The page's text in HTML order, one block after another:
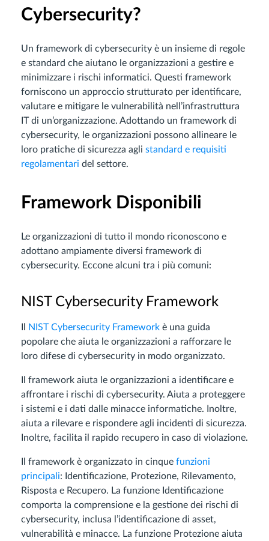
Cybersecurity?
Un framework di cybersecurity è un insieme di regole
e standard che aiutano le organizzazioni a gestire e
minimizzare i rischi informatici. Questi framework
forniscono un approccio strutturato per identificare,
valutare e mitigare le vulnerabilità nell’infrastruttura
IT di un’organizzazione. Adottando un framework di
cybersecurity, le organizzazioni possono allineare le
loro pratiche di sicurezza agli standard e requisiti
regolamentari del settore.
Framework Disponibili
Le organizzazioni di tutto il mondo riconoscono e
adottano ampiamente diversi framework di
cybersecurity. Eccone alcuni tra i più comuni:
NIST Cybersecurity Framework
NIST Cybersecurity Framework è una guida
popolare che aiuta le organizzazioni a rafforzare le
loro difese di cybersecurity in modo organizzato.
Il framework aiuta le organizzazioni a identificare e
affrontare i rischi di cybersecurity. Aiuta a proteggere
i sistemi e i dati dalle minacce informatiche. Inoltre,
aiuta a rilevare e rispondere agli incidenti di sicurezza.
Inoltre, facilita il rapido recupero in caso di violazione.
Il framework è organizzato in cinque funzioni
principali: Identificazione, Protezione, Rilevamento,
Risposta e Recupero. La funzione Identificazione
comporta la comprensione e la gestione dei rischi di
cybersecurity, inclusa l’identificazione di asset,
vulnerabilità e minacce. La funzione Protezione aiuta